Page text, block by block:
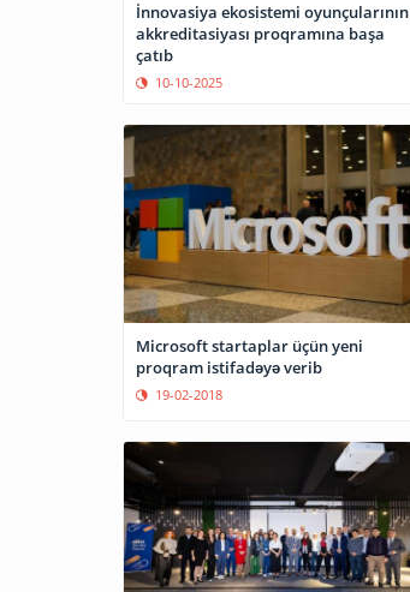
İnnovasiya ekosistemi oyunçularının
akkreditasiyası proqramına başa
çatıb
10-10-2025
Microsoft startaplar üçün yeni
proqram istifadəyə verib
19-02-2018